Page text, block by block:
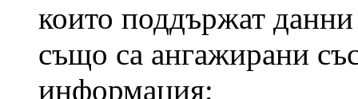
които поддържат
също са ангажирани
информация;